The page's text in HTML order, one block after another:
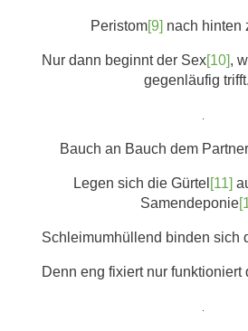
Peristom[9] nach hinten
Nur dann beginnt der Sex[10],
gegenläufig
Bauch an Bauch dem
Legen sich die Gürtel [11]
Samendeponie
Schleimumhüllend binden sich
Denn eng fixiert nur funktioniert